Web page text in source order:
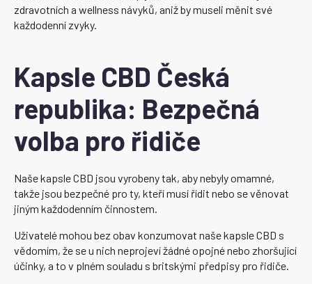
zdravotních a wellness návyků, aniž by museli měnit své
každodenní zvyky.
Kapsle CBD Česká
republika: Bezpečná
volba pro řidiče
Naše kapsle CBD jsou vyrobeny tak, aby nebyly omamné,
takže jsou bezpečné pro ty, kteří musí řídit nebo se věnovat
jiným každodenním činnostem.
Uživatelé mohou bez obav konzumovat naše kapsle CBD s
vědomím, že se u nich neprojeví žádné opojné nebo zhoršující
účinky, a to v plném souladu s britskými předpisy pro řidiče.